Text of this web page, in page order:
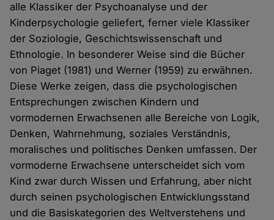
alle Klassiker der Psychoanalyse und der
Kinderpsychologie geliefert, ferner viele Klassiker
der Soziologie, Geschichtswissenschaft und
Ethnologie. In besonderer Weise sind die Bücher
von Piaget (1981) und Werner (1959) zu erwähnen.
Diese Werke zeigen, dass die psychologischen
Entsprechungen zwischen Kindern und
vormodernen Erwachsenen alle Bereiche von Logik,
Denken, Wahrnehmung, soziales Verständnis,
moralisches und politisches Denken umfassen. Der
vormoderne Erwachsene unterscheidet sich vom
Kind zwar durch Wissen und Erfahrung, aber nicht
durch seinen psychologischen Entwicklungsstand
und die Basiskategorien des Weltverstehens und